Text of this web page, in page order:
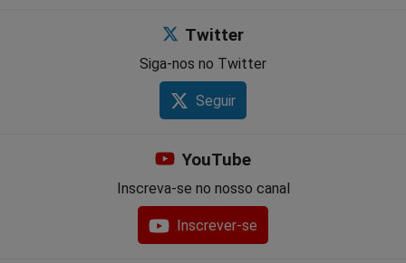
Twitter
Siga-nos no Twitter
Seguir
YouTube
Inscreva-se no nosso canal
Inscrever-se